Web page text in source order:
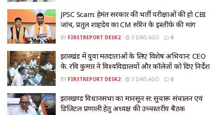
JPSC Scam: हेमंत सरकार की भर्ती परीक्षाओं की हो CBI
जांच, प्रतुल शाहदेव का CM सोरेन के इस्तीफे की मांग
BY FIRSTREPORT DESK2 3 DAYS AGO 0
झारखंड में युवा मतदाताओं के लिए विशेष अभियान: CEO
के. रवि कुमार ने विश्वविद्यालयों और कॉलेजों को दिए निर्देश
BY FIRSTREPORT DESK2 3 DAYS AGO 0
झारखण्ड विधानसभा का मानसून सत्र: सुचारू संचालन एवं
डिजिटल प्रणाली हेतु अध्यक्ष की उच्चस्तरीय बैठक